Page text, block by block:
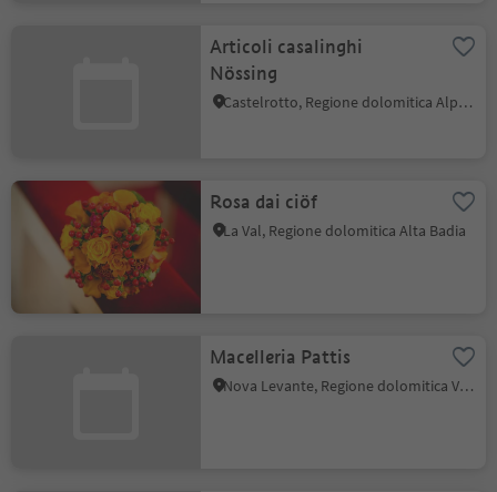
Articoli casalinghi
Nössing
Castelrotto, Regione dolomitica Alpe di Siusi
Rosa dai ciöf
La Val, Regione dolomitica Alta Badia
Macelleria Pattis
Nova Levante, Regione dolomitica Val d'Ega